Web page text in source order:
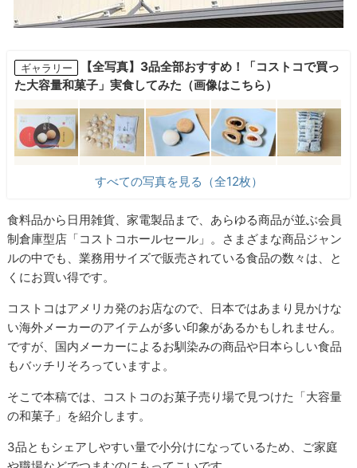
ギャラリー
【全写真】3品全部おすすめ！「コストコで買っ
た大容量和菓子」実食してみた（画像はこちら）
すべての写真を見る（全12枚）
食料品から日用雑貨、家電製品まで、あらゆる商品が並ぶ会員
制倉庫型店「コストコホールセール」。さまざまな商品ジャン
ルの中でも、業務用サイズで販売されている食品の数々は、と
くにお買い得です。
コストコはアメリカ発のお店なので、日本ではあまり見かけな
い海外メーカーのアイテムが多い印象があるかもしれません。
ですが、国内メーカーによるお馴染みの商品や日本らしい食品
もバッチリそろっていますよ。
そこで本稿では、コストコのお菓子売り場で見つけた「大容量
の和菓子」を紹介します。
3品ともシェアしやすい量で小分けになっているため、ご家庭